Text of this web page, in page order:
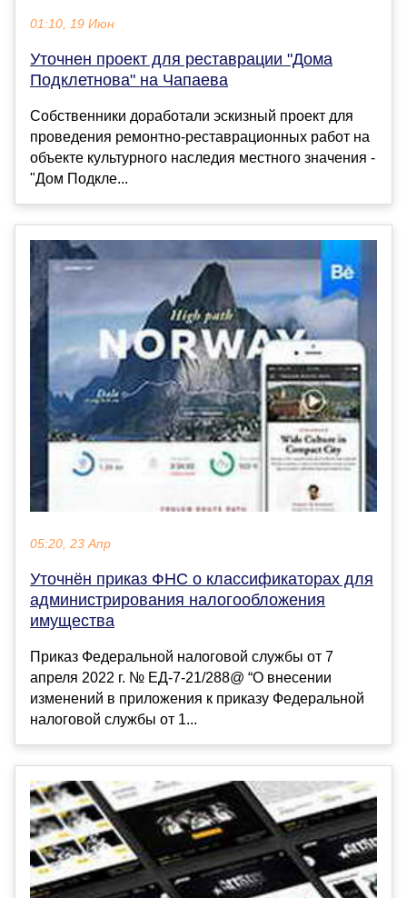
01:10, 19 Июн
Уточнен проект для реставрации "Дома
Подклетнова" на Чапаева
Собственники доработали эскизный проект для
проведения ремонтно-реставрационных работ на
объекте культурного наследия местного значения -
"Дом Подкле...
05:20, 23 Апр
Уточнён приказ ФНС о классификаторах для
администрирования налогообложения
имущества
Приказ Федеральной налоговой службы от 7
апреля 2022 г. № ЕД-7-21/288@ “О внесении
изменений в приложения к приказу Федеральной
налоговой службы от 1...